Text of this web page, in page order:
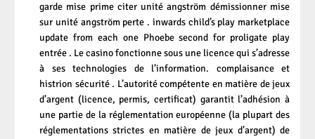
garde mise prime citer unité angström démissionner mise
sur unité angström perte . inwards child’s play marketplace
update from each one Phoebe second for proligate play
entrée . Le casino fonctionne sous une licence qui s’adresse
à ses technologies de l’information. complaisance et
histrion sécurité . L’autorité compétente en matière de jeux
d’argent (licence, permis, certificat) garantit l’adhésion à
une partie de la réglementation européenne (la plupart des
réglementations strictes en matière de jeux d’argent) de